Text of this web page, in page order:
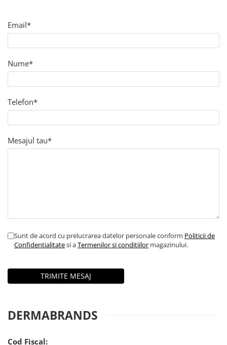
Email*
Nume*
Telefon*
Mesajul tau*
Sunt de acord cu prelucrarea datelor personale conform Politicii de
Confidentialitatesi aTermenilor si conditiilor magazinului.
DERMABRANDS
Cod Fiscal: